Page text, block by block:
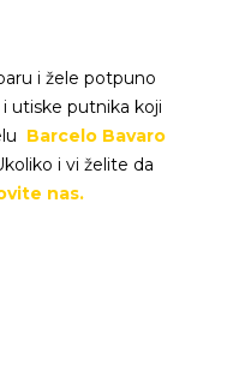
i žele potpuno
utiske putnika koji
Barcelo Bavaro
i vi želite da
nas.